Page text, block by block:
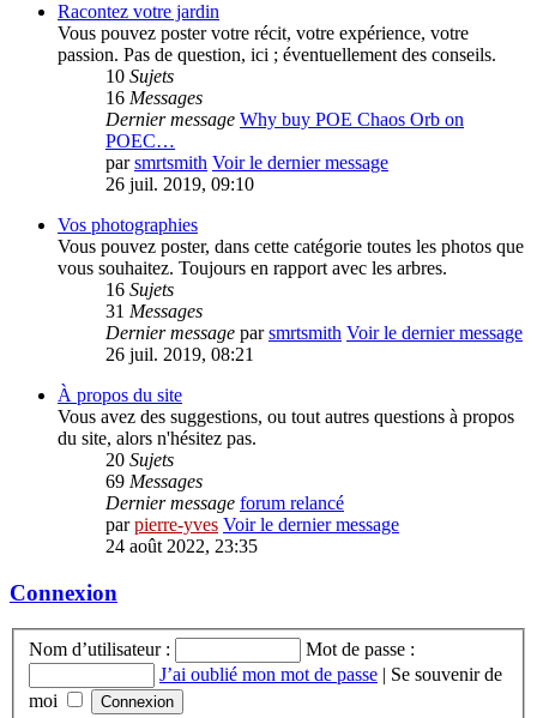
Racontez votre jardin
Vous pouvez poster votre récit, votre expérience, votre
passion. Pas de question, ici ; éventuellement des conseils.
10 Sujets
16 Messages
Dernier message Why buy POE Chaos Orb on
POEC…
parsmrtsmith Voir le dernier message
26 juil. 2019, 09:10
Vos photographies
Vous pouvez poster, dans cette catégorie toutes les photos que
vous souhaitez. Toujours en rapport avec les arbres.
16 Sujets
31 Messages
Dernier message parsmrtsmith Voir le dernier message
26 juil. 2019, 08:21
À propos du site
Vous avez des suggestions, ou tout autres questions à propos
du site, alors n'hésitez pas.
20 Sujets
69 Messages
Dernier message forum relancé
parpierre-yves Voir le dernier message
24 août 2022, 23:35
Connexion
Nom d’utilisateur :
Mot de passe :
J’ai oublié mon mot de passe | Se souvenir de
moi